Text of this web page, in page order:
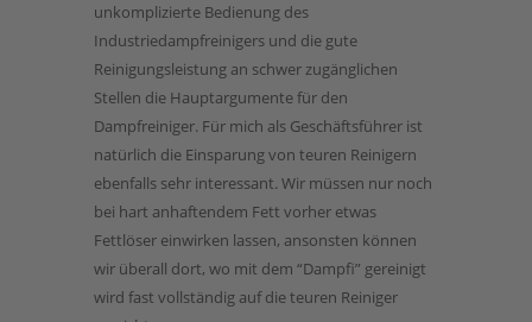
unkomplizierte Bedienung des
Industriedampfreinigers und die gute
Reinigungsleistung an schwer zugänglichen
Stellen die Hauptargumente für den
Dampfreiniger. Für mich als Geschäftsführer ist
natürlich die Einsparung von teuren Reinigern
ebenfalls sehr interessant. Wir müssen nur noch
bei hart anhaftendem Fett vorher etwas
Fettlöser einwirken lassen, ansonsten können
wir überall dort, wo mit dem “Dampfi” gereinigt
wird fast vollständig auf die teuren Reiniger